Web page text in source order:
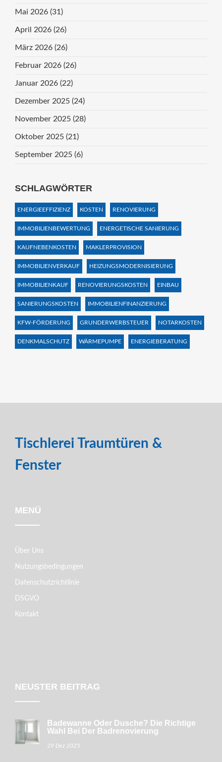
Mai 2026 (31)
April 2026 (26)
März 2026 (26)
Februar 2026 (26)
Januar 2026 (22)
Dezember 2025 (24)
November 2025 (28)
Oktober 2025 (21)
September 2025 (6)
SCHLAGWÖRTER
ENERGIEEFFIZIENZ KOSTEN RENOVIERUNG
IMMOBILIENBEWERTUNG ENERGETISCHE SANIERUNG
KAUFNEBENKOSTEN MAKLERPROVISION
IMMOBILIENVERKAUF HEIZUNGSMODERNISIERUNG
IMMOBILIENKAUF RENOVIERUNGSKOSTEN EINBAU
SANIERUNGSKOSTEN IMMOBILIENFINANZIERUNG
KFW-FÖRDERUNG GRUNDERWERBSTEUER NOTARKOSTEN
DENKMALSCHUTZ WÄRMEPUMPE ENERGIEBERATUNG
Tischlerei Traumtüren &
Fenster
MENÜ
Über Uns
Nutzungsbedingungen
Datenschutzrichtlinie
DSGVO
Kontakt
NEUSTER BEITRAG
Badewanne Oder Dusche? Die Richtige
Wahl Bei Der Badrenovierung
29 Dez 2025